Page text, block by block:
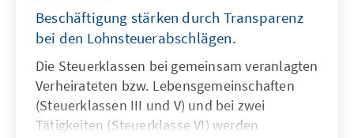
Beschäftigung stärken durch Transparenz
bei den Lohnsteuerabschlägen.
Die Steuerklassen bei gemeinsam veranlagten
Verheirateten bzw. Lebensgemeinschaften
(Steuerklassen III und V) und bei zwei
Tätigkeiten (Steuerklasse VI) werden